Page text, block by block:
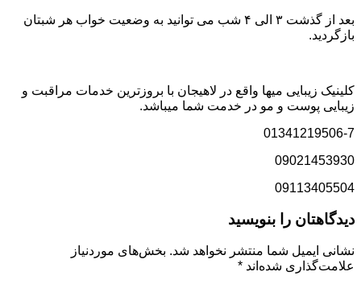
بعد از گذشت ۳ الی ۴ شب می توانید به وضعیت خواب هر شبتان
بازگردید.
کلینیک زیبایی میها واقع در لاهیجان با بروزترین خدمات مراقبت و
زیبایی پوست و مو در خدمت شما میباشد.
01341219506-7
09021453930
09113405504
دیدگاهتان را بنویسید
نشانی ایمیل شما منتشر نخواهد شد. بخش‌های موردنیاز
علامت‌گذاری شده‌اند *